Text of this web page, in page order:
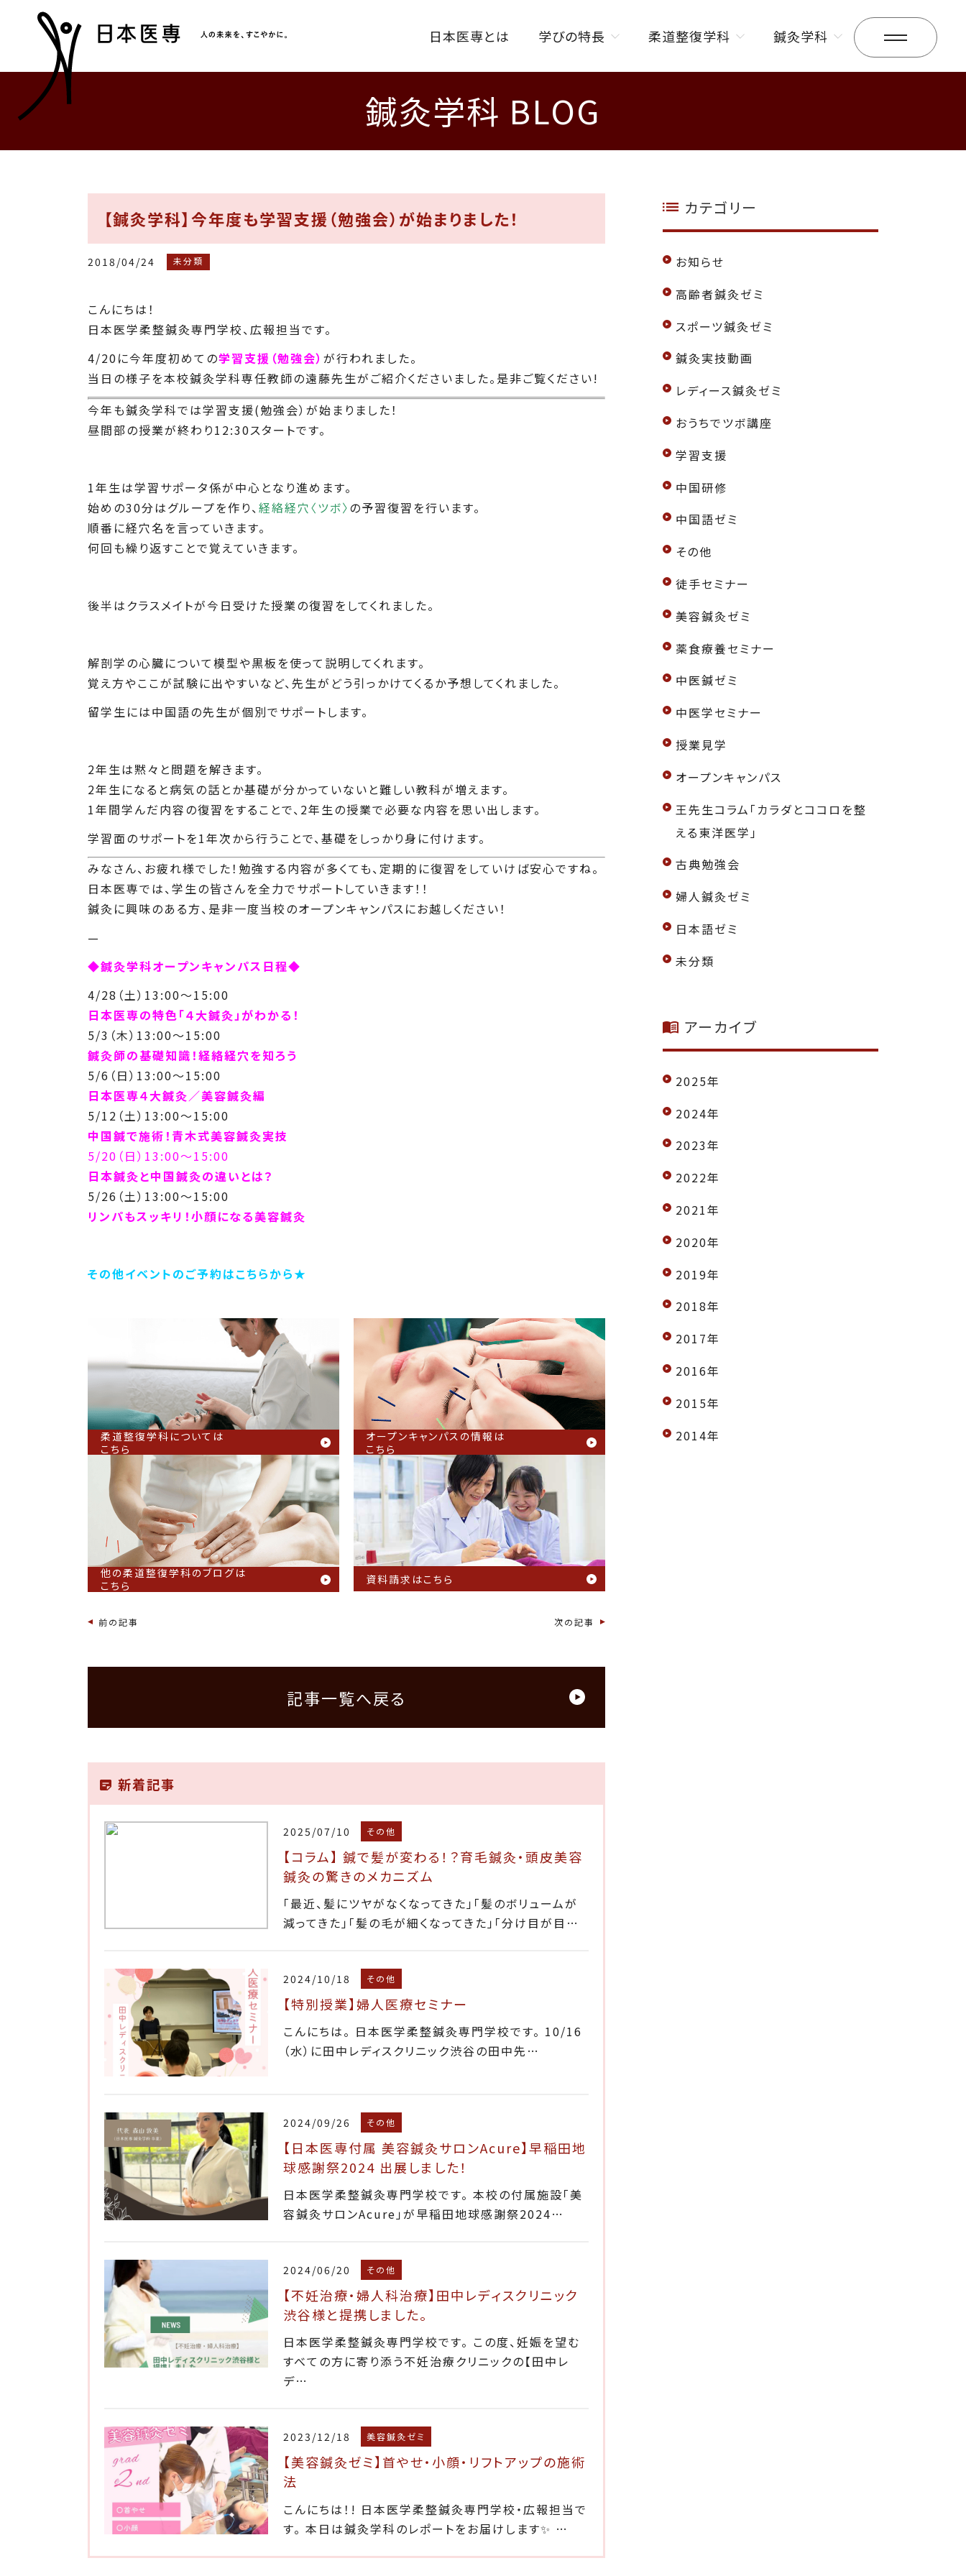
日本医専とは 学びの特長
学びの特長トップ
オンラインを活用した
海外研修制度
柔道整復学科 鍼灸学科
鍼灸学科 BLOG
【鍼灸学科】今年度も学習支援（勉強会）が始まりました！
2018/04/24 未分類
こんにちは！
日本医学柔整鍼灸専門学校、広報担当です。
4/20に今年度初めての学習支援（勉強会） が行われました。
当日の様子を本校鍼灸学科専任教師の遠藤先生がご紹介くださいました。是非ご覧ください!
今年も鍼灸学科では学習支援(勉強会）が始まりました！
昼間部の授業が終わり12:30スタートです。
1年生は学習サポータ係が中心となり進めます。
始めの30分はグループを作り、経絡経穴〈ツボ〉の予習復習を行います。
順番に経穴名を言っていきます。
何回も繰り返すことで覚えていきます。
後半はクラスメイトが今日受けた授業の復習をしてくれました。
解剖学の心臓について模型や黒板を使って説明してくれます。
覚え方やここが試験に出やすいなど、先生がどう引っかけてくるか予想してくれました。
留学生には中国語の先生が個別でサポートします。
2年生は黙々と問題を解きます。
2年生になると病気の話とか基礎が分かっていないと難しい教科が増えます。
1年間学んだ内容の復習をすることで、2年生の授業で必要な内容を思い出します。
学習面のサポートを1年次から行うことで、基礎をしっかり身に付けます。
みなさん、お疲れ様でした！勉強する内容が多くても、定期的に復習をしていけば安心ですね。
日本医専では、学生の皆さんを全力でサポートしていきます！！
鍼灸に興味のある方、是非一度当校のオープンキャンパスにお越しください！
—
◆鍼灸学科オープンキャンパス日程◆
4/28（土）13:00～15:00
日本医専の特色「４大鍼灸」がわかる！
5/3（木）13:00～15:00
鍼灸師の基礎知識！経絡経穴を知ろう
5/6（日）13:00～15:00
日本医専４大鍼灸／美容鍼灸編
5/12（土）13:00～15:00
中国鍼で施術！青木式美容鍼灸実技
5/20（日）13:00～15:00
日本鍼灸と中国鍼灸の違いとは？
5/26（土）13:00～15:00
リンパもスッキリ！小顔になる美容鍼灸
その他イベントのご予約はこちらから★
柔道整復学科については
こちら
オープンキャンパスの情報は
こちら
他の柔道整復学科のブログは
こちら
資料請求はこちら
前の記事 次の記事
記事一覧へ戻る
新着記事
2025/07/10 その他
【コラム】 鍼で髪が変わる！？育毛鍼灸・頭皮美容
鍼灸の驚きのメカニズム
「最近、髪にツヤがなくなってきた」「髪のボリュームが
減ってきた」「髪の毛が細くなってきた」「分け目が目…
2024/10/18 その他
【特別授業】婦人医療セミナー
こんにちは。 日本医学柔整鍼灸専門学校です。 10/16
（水）に田中レディスクリニック渋谷の田中先…
2024/09/26 その他
【日本医専付属 美容鍼灸サロンAcure】早稲田地
球感謝祭2024 出展しました！
日本医学柔整鍼灸専門学校です。 本校の付属施設「美
容鍼灸サロンAcure」が早稲田地球感謝祭2024…
2024/06/20 その他
【不妊治療・婦人科治療】田中レディスクリニック
渋谷様と提携しました。
日本医学柔整鍼灸専門学校です。 この度、妊娠を望む
すべての方に寄り添う不妊治療クリニックの【田中レ
デ…
2023/12/18 美容鍼灸ゼミ
【美容鍼灸ゼミ】首やせ・小顔・リフトアップの施術
法
こんにちは！! 日本医学柔整鍼灸専門学校・広報担当で
す。 本日は鍼灸学科のレポートをお届けします✨ …
カテゴリー
お知らせ
高齢者鍼灸ゼミ
スポーツ鍼灸ゼミ
鍼灸実技動画
レディース鍼灸ゼミ
おうちでツボ講座
学習支援
中国研修
中国語ゼミ
その他
徒手セミナー
美容鍼灸ゼミ
薬食療養セミナー
中医鍼ゼミ
中医学セミナー
授業見学
オープンキャンパス
王先生コラム「カラダとココロを整
える東洋医学」
古典勉強会
婦人鍼灸ゼミ
日本語ゼミ
未分類
アーカイブ
2025年
2024年
2023年
2022年
2021年
2020年
2019年
2018年
2017年
2016年
2015年
2014年